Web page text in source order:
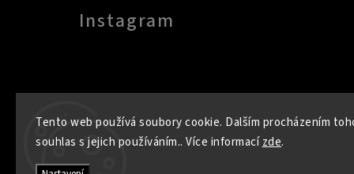
Tento web používá soubory cookie. Dalším procházením
souhlas s jejich používáním.. Více informacízde.
Instagram